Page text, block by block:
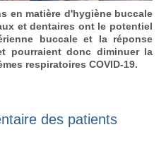
en matière d'hygiène buccale
et dentaires ont le potentiel
buccale et la réponse
pourraient donc diminuer la
respiratoires COVID-19.
des patients